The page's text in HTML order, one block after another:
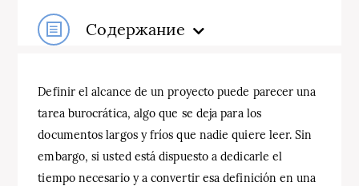
Содержание
Definir el alcance de un proyecto puede parecer una
tarea burocrática, algo que se deja para los
documentos largos y fríos que nadie quiere leer. Sin
embargo, si usted está dispuesto a dedicarle el
tiempo necesario y a convertir esa definición en una